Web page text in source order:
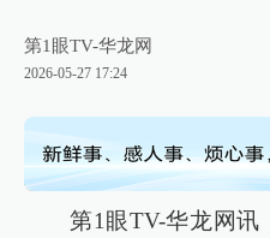
第1眼TV-华龙网
2026-05-27 17:24
第1眼TV-华龙网讯